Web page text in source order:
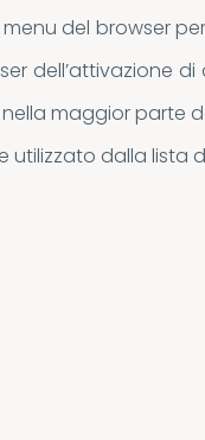
menu del
dell’attivazione
maggior parte
utilizzato dalla lista